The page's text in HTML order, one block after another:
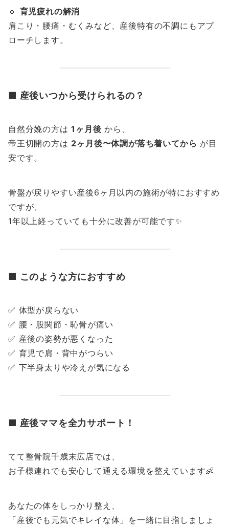
🔹 育児疲れの解消
肩こり・腰痛・むくみなど、産後特有の不調にもアプ
ローチします。
■ 産後いつから受けられるの？
自然分娩の方は1ヶ月後 から、
帝王切開の方は 2ヶ月後〜体調が落ち着いてから が目
安です。
骨盤が戻りやすい産後6ヶ月以内の施術が特におすすめ
ですが、
1年以上経っていても十分に改善が可能です✨
■ このような方におすすめ
✅ 体型が戻らない
✅ 腰・股関節・恥骨が痛い
✅ 産後の姿勢が悪くなった
✅ 育児で肩・背中がつらい
✅ 下半身太りや冷えが気になる
■ 産後ママを全力サポート！
てて整骨院千歳末広店では、
お子様連れでも安心して通える環境を整えています👶
あなたの体をしっかり整え、
「産後でも元気でキレイな体」を一緒に目指しましょ